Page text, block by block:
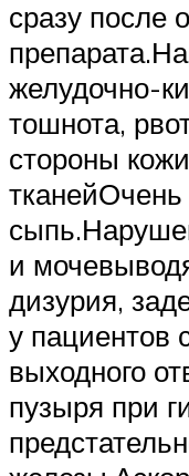
сразу после
желудочно-
тошнота,
стороны
тканейОчень
и
дизурия,
у пациентов
выходного
пузыря при